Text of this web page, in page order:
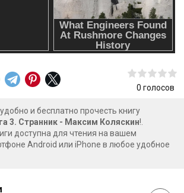
0 голосов
и бесплатно прочесть книгу
3. Странник - Максим Коляскин!.
доступна для чтения на вашем
Android или iPhone в любое удобное